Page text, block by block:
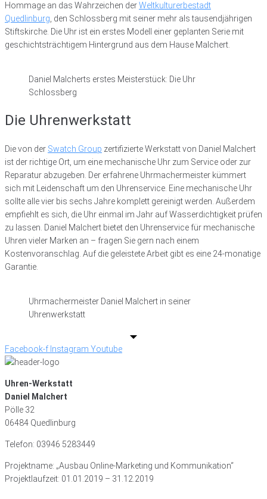
Hommage an das Wahrzeichen derWeltkulturerbestadt
Quedlinburg, den Schlossberg mit seiner mehr als tausendjährigen
Stiftskirche. Die Uhr ist ein erstes Modell einer geplanten Serie mit
geschichtsträchtigem Hintergrund aus dem Hause Malchert.
Daniel Malcherts erstes Meisterstück: Die Uhr
Schlossberg
Die Uhrenwerkstatt
Die von der Swatch Group zertifizierte Werkstatt von Daniel Malchert
ist der richtige Ort, um eine mechanische Uhr zum Service oder zur
Reparatur abzugeben. Der erfahrene Uhrmachermeister kümmert
sich mit Leidenschaft um den Uhrenservice. Eine mechanische Uhr
sollte alle vier bis sechs Jahre komplett gereinigt werden. Außerdem
empfiehlt es sich, die Uhr einmal im Jahr auf Wasserdichtigkeit prüfen
zu lassen. Daniel Malchert bietet den Uhrenservice für mechanische
Uhren vieler Marken an – fragen Sie gern nach einem
Kostenvoranschlag. Auf die geleistete Arbeit gibt es eine 24-monatige
Garantie.
Uhrmachermeister Daniel Malchert in seiner
Uhrenwerkstatt
Facebook-f Instagram Youtube
Uhren-Werkstatt
Daniel Malchert
Pölle 32
06484 Quedlinburg
Telefon: 03946 5283449
Projektname: „Ausbau Online-Marketing und Kommunikation“
Projektlaufzeit: 01.01.2019 – 31.12.2019